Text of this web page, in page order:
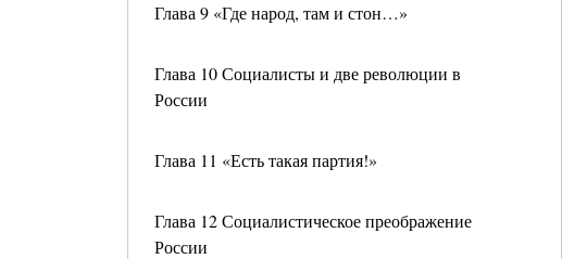
Глава 9 «Где народ, там и стон…»
Глава 10 Социалисты и две революции в
России
Глава 11 «Есть такая партия!»
Глава 12 Социалистическое преображение
России